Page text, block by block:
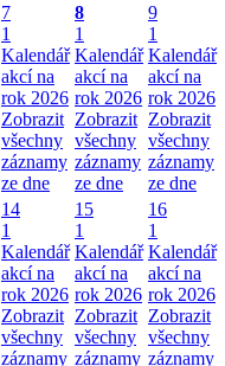
7
1
Kalendář
akcí na
rok 2026
Zobrazit
všechny
záznamy
ze dne
8
1
Kalendář
akcí na
rok 2026
Zobrazit
všechny
záznamy
ze dne
9
1
Kalendář
akcí na
rok 2026
Zobrazit
všechny
záznamy
ze dne
14
1
Kalendář
akcí na
rok 2026
Zobrazit
všechny
záznamy
15
1
Kalendář
akcí na
rok 2026
Zobrazit
všechny
záznamy
16
1
Kalendář
akcí na
rok 2026
Zobrazit
všechny
záznamy